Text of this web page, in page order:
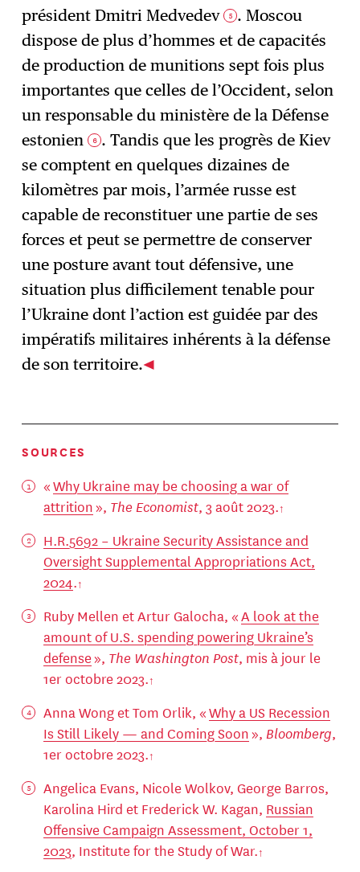
président Dmitri Medvedev 5 . Moscou
dispose de plus d’hommes et de capacités
de production de munitions sept fois plus
importantes que celles de l’Occident, selon
un responsable du ministère de la Défense
estonien 6 . Tandis que les progrès de Kiev
se comptent en quelques dizaines de
kilomètres par mois, l’armée russe est
capable de reconstituer une partie de ses
forces et peut se permettre de conserver
une posture avant tout défensive, une
situation plus difficilement tenable pour
l’Ukraine dont l’action est guidée par des
impératifs militaires inhérents à la défense
de son territoire.
SOURCES
«Why Ukraine may be choosing a war of
attrition», The Economist, 3 août 2023.
H.R.5692 – Ukraine Security Assistance and
Oversight Supplemental Appropriations Act,
2024.
Ruby Mellen et Artur Galocha, «A look at the
amount of U.S. spending powering Ukraine’s
defense», The Washington Post, mis à jour le
1er octobre 2023.
Anna Wong et Tom Orlik, «Why a US Recession
Is Still Likely — and Coming Soon», Bloomberg,
1er octobre 2023.
Angelica Evans, Nicole Wolkov, George Barros,
Karolina Hird et Frederick W. Kagan, Russian
Offensive Campaign Assessment, October 1,
2023, Institute for the Study of War.